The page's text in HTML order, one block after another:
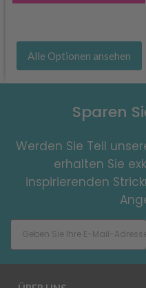
Alle Optionen ansehen
Sparen
Werden Sie Teil
erhalten Sie
inspirierenden